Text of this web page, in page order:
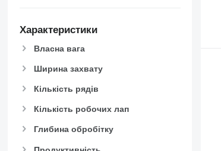
Характеристики
Власна вага
Ширина захвату
Кількість рядів
Кількість робочих лап
Глибина обробітку